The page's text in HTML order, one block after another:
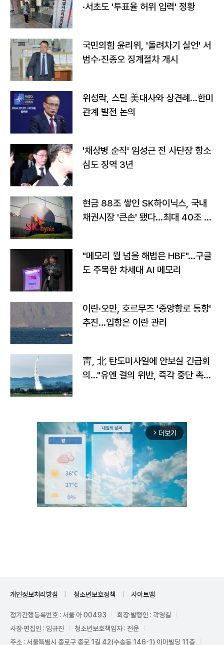
·서초도 '투표율 허위 입력' 정황
국민의힘 윤리위, '돌려차기 실언' 서
범수·진종오 징계절차 개시
위성락, 스틸 美대사와 상견례…한미
관계 발전 논의
'채상병 순직' 임성근 전 사단장 항소
심도 징역 3년
현금 88조 쌓인 SK하이닉스, 국내
채권시장 '큰손' 됐다…최대 40조 투
"메모리 월 넘을 해법은 HBF"…구글
도 주목한 차세대 AI 메모리
이란·오만, 호르무즈 '중앙항로 통항'
추진…입항은 이란 관리
靑, 北 탄도미사일에 안보실 긴급회
의…"유엔 결의 위반, 즉각 중단 촉
arrow_forward_ios 더보기
개인정보처리방침 청소년보호정책 사이트맵
정기간행등록번호 : 서울 아 00493
회장·발행인 : 곽영길
사장·편집인 : 임규진
청소년보호책임자 : 전운
주소 : 서울특별시 종로구 종로 1길 42(수송동 146-1) 이마빌딩 11층